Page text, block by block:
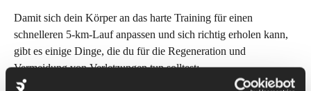
Damit sich dein Körper an das harte Training für einen
schnelleren 5-km-Lauf anpassen und sich richtig erholen kann,
gibt es einige Dinge, die du für die Regeneration und
Vermeidung von Verletzungen tun solltest: